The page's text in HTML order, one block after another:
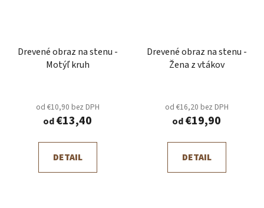
Drevené obraz na stenu -
Motýľ kruh
od €10,90 bez DPH
od€13,40
DETAIL
Drevené obraz na stenu -
Žena z vtákov
od €16,20 bez DPH
od€19,90
DETAIL